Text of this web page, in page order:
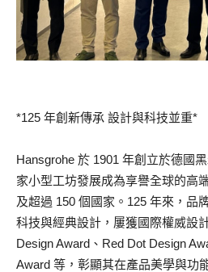
*125 年創新傳承 設計與科技並重*
Hansgrohe 於 1901 年創立於德國
家小型工坊發展成為享譽全球的高
及超過 150 個國家。125 年來，品
科技與經典設計，屢獲國際權威設
Design Award、Red Dot Design
Award 等，彰顯其在產品美學與功